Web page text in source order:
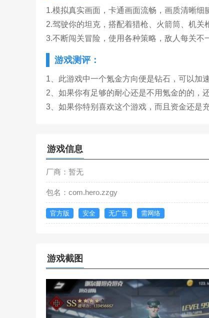
1.模拟真实画面，卡通画面流畅，画质清晰细
2.驾驶你的坦克，搭配着猎枪、火箭筒、机关
3.不断闯关冒险，使用各种策略，敌人每关不
游戏测评：
1、此游戏中一个氪金方向便是钻石，可以加
2、如果你有足够的耐心还是不用氪金的的，
3、如果你特别喜欢这个游戏，而且资金还是
游戏信息
厂商：暂无
包名：com.hero.zzgy
官方版 安全 无广告 需网络
游戏截图